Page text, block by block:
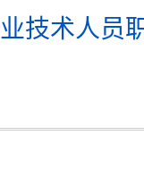
技术人员